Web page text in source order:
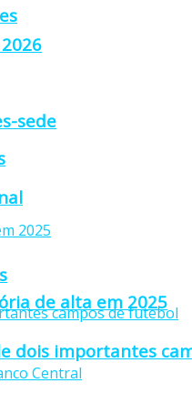
de alta em 2025
sede
dois importantes